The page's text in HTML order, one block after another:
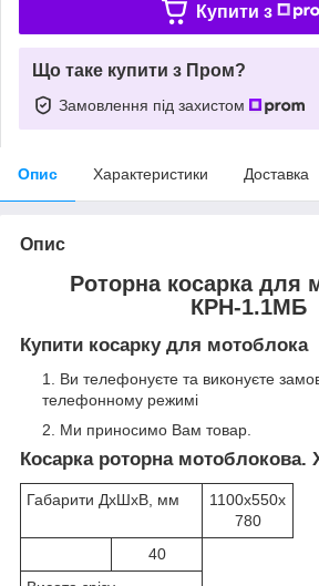
Купити з
Що таке купити з Пром?
Замовлення під захистом
Опис Характеристики Доставка
Опис
Роторна косарка для
КРН-1.1МБ
Купити косарку для мотоблока
Ви телефонуєте та виконуєте
телефонному режимі
Ми приносимо Вам товар.
Косарка роторна мотоблокова.
Габарити ДхШхВ, мм
1100х550х
780
40